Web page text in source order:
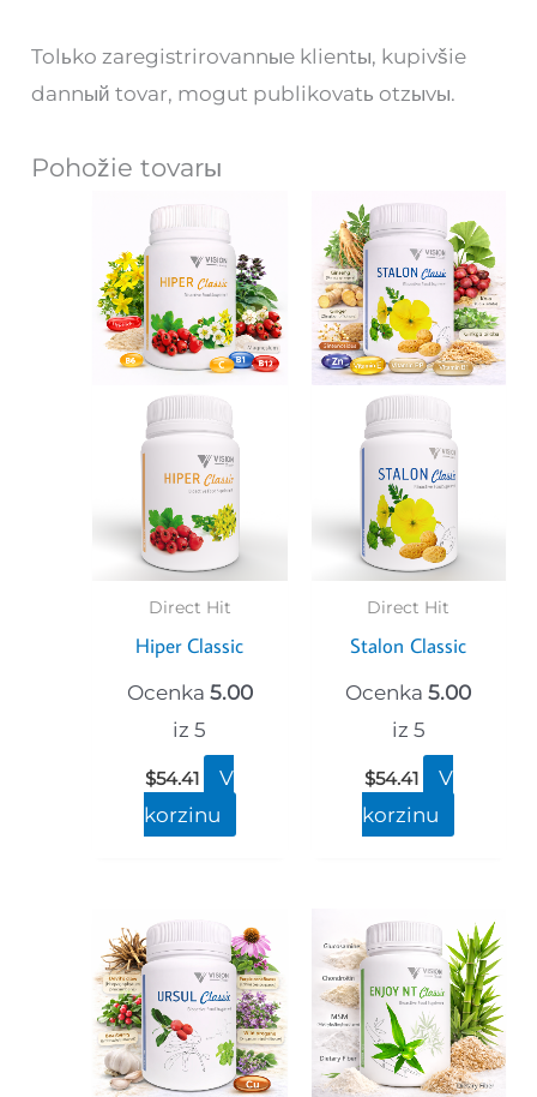
Tolьko zaregistrirovannыe klientы, kupivšie
dannый tovar, mogut publikovatь otzыvы.
Pohožie tovarы
Direct Hit
Hiper Classic
Ocenka 5.00
iz 5
$54.41
V
korzinu
Direct Hit
Stalon Classic
Ocenka5.00
iz 5
$54.41
V
korzinu